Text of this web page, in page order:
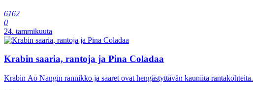
6162
0
24. tammikuuta
Krabin saaria, rantoja ja Pina Coladaa
Krabin Ao Nangin rannikko ja saaret ovat hengästyttävän kauniita rantakohteita.